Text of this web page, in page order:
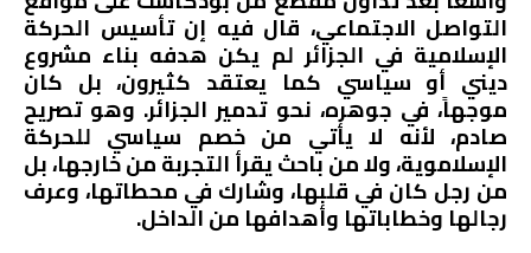
التواصل الاجتماعي، قال فيه إن تأسيس الحركة
الإسلامية في الجزائر لم يكن هدفه بناء مشروع
ديني أو سياسي كما يعتقد كثيرون، بل كان
موجهاً، في جوهره، نحو تدمير الجزائر. وهو تصريح
صادم، لأنه لا يأتي من خصم سياسي للحركة
الإسلاموية، ولا من باحث يقرأ التجربة من خارجها، بل
من رجل كان في قلبها، وشارك في محطاتها، وعرف
رجالها وخطاباتها وأهدافها من الداخل.